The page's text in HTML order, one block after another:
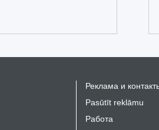
Реклама и
Pasūtīt reklāmu
Работа